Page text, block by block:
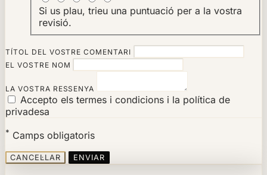
Si us plau, trieu una puntuació per a la vostra
revisió.
TÍTOL DEL VOSTRE COMENTARI
EL VOSTRE NOM
LA VOSTRA RESSENYA
Accepto els termes i condicions i la política de
privadesa
* Camps obligatoris
CANCEL·LAR ENVIAR